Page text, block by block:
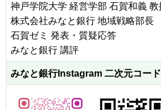
神戸学院大学 経営学部 石賀和義
株式会社みなと銀行 地域戦略部
石賀ゼミ 発表・質疑応答
みなと銀行 講評
みなと銀行Instagram 二次元コード